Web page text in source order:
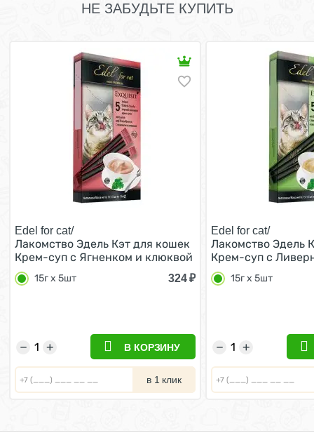
НЕ ЗАБУДЬТЕ КУПИТЬ
Edel for cat/
Лакомство Эдель Кэт для кошек
Крем-суп с Ягненком и клюквой
(цена за упаковку, Россия) 15г х
5шт 15г х 5шт 324₽
+
− В КОРЗИНУ
в 1 клик
Edel for cat/
Лакомство Эдель
Крем-суп с
и овощами (цена
Россия) 15г х 5шт
15г х 5шт
+
−